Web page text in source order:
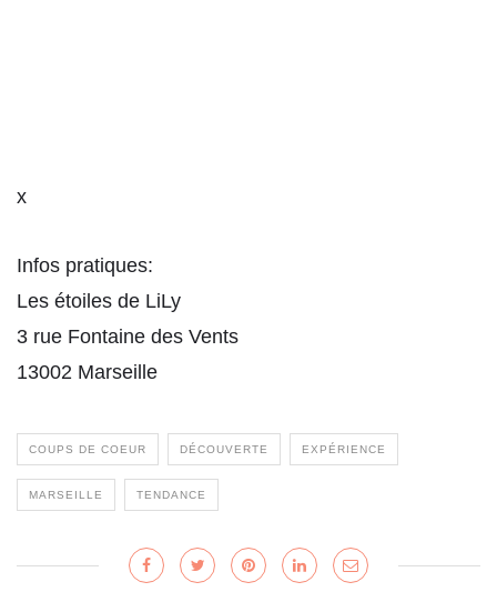
x
Infos pratiques:
Les étoiles de LiLy
3 rue Fontaine des Vents
13002 Marseille
COUPS DE COEUR DÉCOUVERTE EXPÉRIENCE
MARSEILLE TENDANCE